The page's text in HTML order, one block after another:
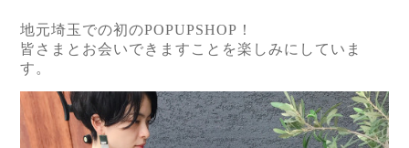
地元埼玉での初のPOPUPSHOP！
皆さまとお会いできますことを楽しみにしていま
す。